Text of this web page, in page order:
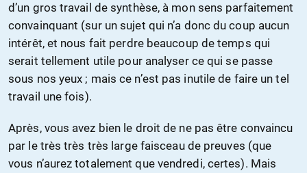
d’un gros travail de synthèse, à mon sens parfaitement
convainquant (sur un sujet qui n’a donc du coup aucun
intérêt, et nous fait perdre beaucoup de temps qui
serait tellement utile pour analyser ce qui se passe
sous nos yeux ; mais ce n’est pas inutile de faire un tel
travail une fois).
Après, vous avez bien le droit de ne pas être convaincu
par le très très très large faisceau de preuves (que
vous n’aurez totalement que vendredi, certes). Mais